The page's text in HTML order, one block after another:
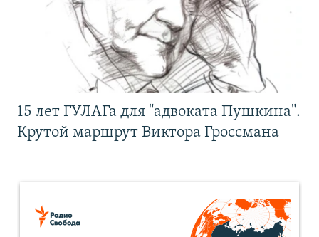
15 лет ГУЛАГа для "адвоката Пушкина".
Крутой маршрут Виктора Гроссмана